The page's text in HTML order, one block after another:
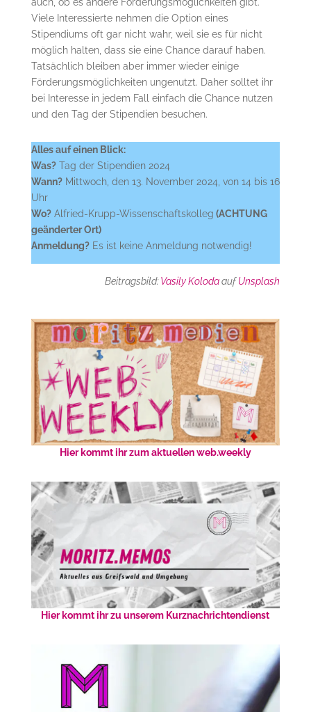
auch, ob es andere Förderungsmöglichkeiten gibt.
Viele Interessierte nehmen die Option eines
Stipendiums oft gar nicht wahr, weil sie es für nicht
möglich halten, dass sie eine Chance darauf haben.
Tatsächlich bleiben aber immer wieder einige
Förderungsmöglichkeiten ungenutzt. Daher solltet ihr
bei Interesse in jedem Fall einfach die Chance nutzen
und den Tag der Stipendien besuchen.
Alles auf einen Blick:
Was?Tag der Stipendien 2024
Wann?Mittwoch, den 13. November 2024, von 14 bis 16
Uhr
Wo?Alfried-Krupp-Wissenschaftskolleg (ACHTUNG
geänderter Ort)
Anmeldung?Es ist keine Anmeldung notwendig!
Beitragsbild:Vasily KolodaaufUnsplash
Hier kommt ihr zum aktuellen web.weekly
Hier kommt ihr zu unserem Kurznachrichtendienst